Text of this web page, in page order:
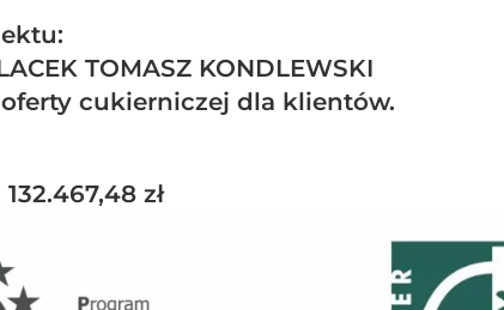
TOMASZ KONDLEWSKI
cukierniczej dla klientów.
zł